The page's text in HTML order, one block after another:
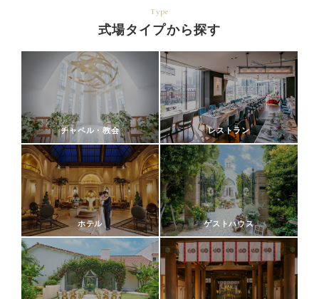
Type
式場タイプから探す
チャペル・教会 レストラン
ホテル ゲストハウス